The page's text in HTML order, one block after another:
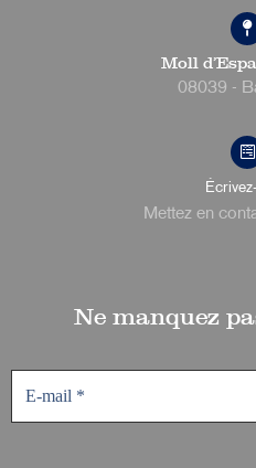
Moll
08039 -
Mettez en
Ne manquez